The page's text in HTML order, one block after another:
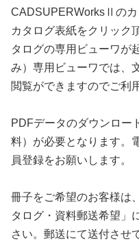
CADSUPERWorksⅡのカ
カタログ表紙をクリッ
タログの専用ビューワが
み）専用ビューワでは、
閲覧ができますのでご利
PDFデータのダウンロー
料）が必要となります。
員登録をお願いします。
冊子をご希望のお客様は、
タログ・資料郵送希望」
さい。郵送にて送付させ